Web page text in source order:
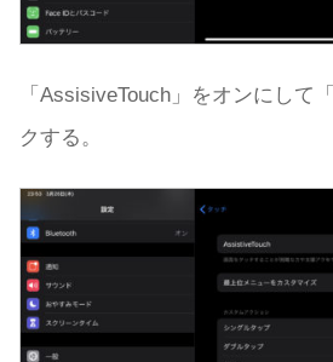
「AssisiveTouch」をオンにして
クする。